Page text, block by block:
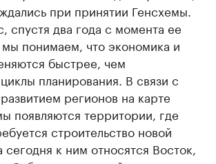
при принятии Генсхемы.
спустя два года с момента ее
понимаем, что экономика и
быстрее, чем
планирования. В связи с
регионов на карте
появляются территории, где
строительство новой
к ним относятся Восток,